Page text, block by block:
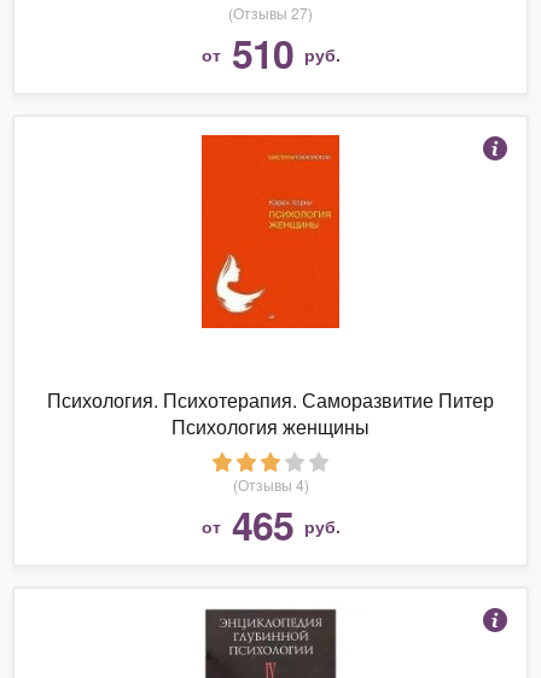
(Отзывы 27)
от 510 руб.
Психология. Психотерапия. Саморазвитие Питер
Психология женщины
(Отзывы 4)
от 465 руб.